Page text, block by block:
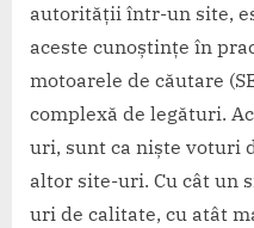
autorității într-un site,
aceste cunoștințe în
motoarele de căutare
complexă de legături.
uri, sunt ca niște voturi
altor site-uri. Cu cât un
uri de calitate, cu atât